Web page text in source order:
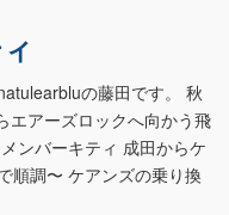
の藤田です。 秋
エアーズロックへ向かう飛
ンバーキティ 成田からケ
順調〜 ケアンズの乗り換